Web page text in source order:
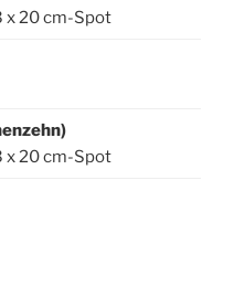
x 20 cm-Spot
x 20 cm-Spot